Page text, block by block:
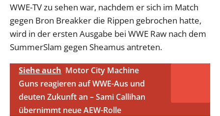
WWE-TV zu sehen war, nachdem er sich im Match
gegen Bron Breakker die Rippen gebrochen hatte,
wird in der ersten Ausgabe bei WWE Raw nach dem
SummerSlam gegen Sheamus antreten.
Siehe auch Motor City Machine
Guns reagieren auf WWE-Aus und
deuten Zukunft an – Sami Callihan
übernimmt neue AEW-Rolle